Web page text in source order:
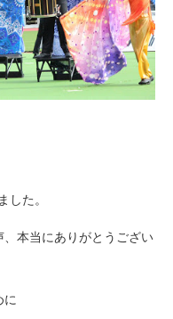
た。
本当にありがとうござい
に